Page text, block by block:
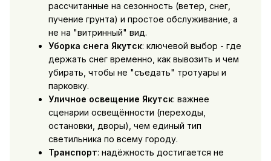
рассчитанные на сезонность (ветер, снег,
пучение грунта) и простое обслуживание, а
не на "витринный" вид.
Уборка снега Якутск: ключевой выбор - где
держать снег временно, как вывозить и чем
убирать, чтобы не "съедать" тротуары и
парковку.
Уличное освещение Якутск: важнее
сценарии освещённости (переходы,
остановки, дворы), чем единый тип
светильника по всему городу.
Транспорт: надёжность достигается не